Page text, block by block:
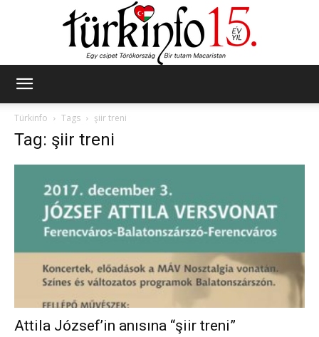
Türkinfo
Tags şiir treni
Tag: şiir treni
Attila József’in anısına “şiir treni”